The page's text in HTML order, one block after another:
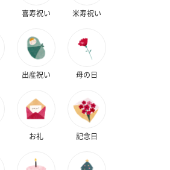
喜寿祝い 米寿祝い
出産祝い 母の日
お礼 記念日